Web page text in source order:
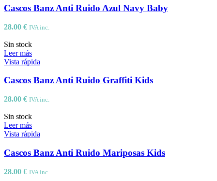
Cascos Banz Anti Ruido Azul Navy Baby
28.00 € IVA inc.
Sin stock
Leer más
Vista rápida
Cascos Banz Anti Ruido Graffiti Kids
28.00 € IVA inc.
Sin stock
Leer más
Vista rápida
Cascos Banz Anti Ruido Mariposas Kids
28.00 € IVA inc.